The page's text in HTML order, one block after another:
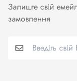
Купальники
Колготи. Панчохи.
Залиште свій
замовлення